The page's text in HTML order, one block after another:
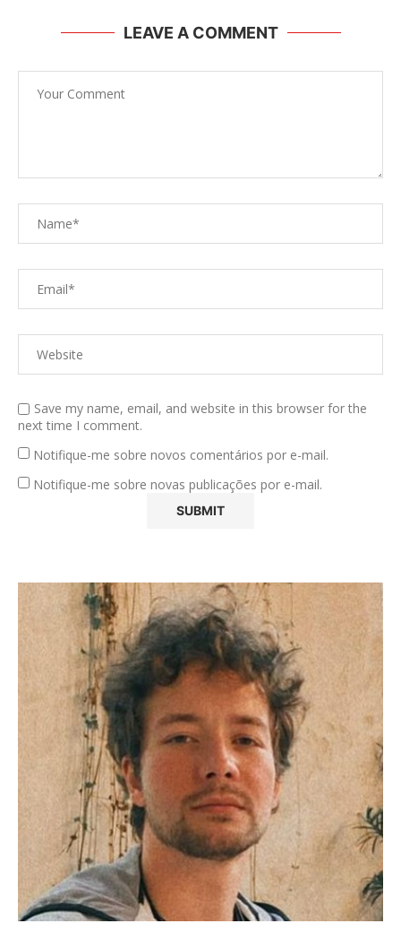
LEAVE A COMMENT
Save my name, email, and website in this browser for the
next time I comment.
Notifique-me sobre novos comentários por e-mail.
Notifique-me sobre novas publicações por e-mail.